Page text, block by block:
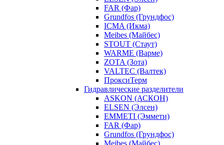
FAR (Фар)
Grundfos (Грундфос)
ICMA (Икма)
Meibes (Майбес)
STOUT (Стаут)
WARME (Варме)
ZOTA (Зота)
VALTEC (Валтек)
ПроксиТерм
Гидравлические разделители
ASKON (АСКОН)
ELSEN (Элсен)
EMMETI (Эммети)
FAR (Фар)
Grundfos (Грундфос)
Meibes (Майбес)